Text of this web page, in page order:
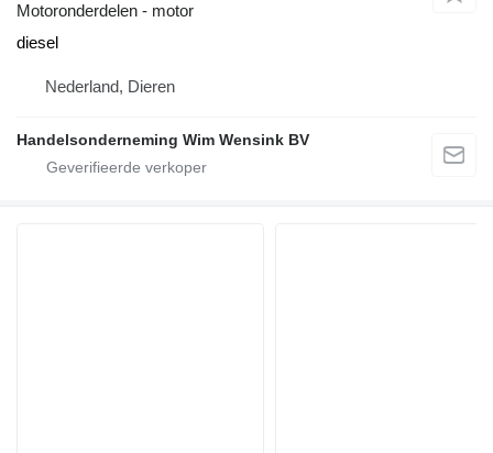
Motoronderdelen - motor
diesel
Nederland, Dieren
Handelsonderneming Wim Wensink BV